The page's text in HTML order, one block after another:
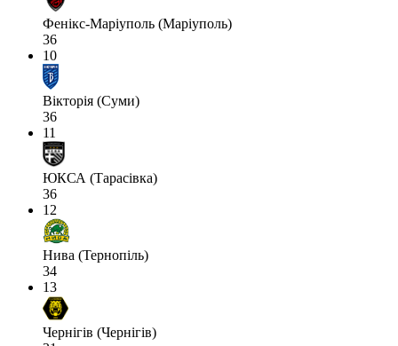
Фенікс-Маріуполь (Маріуполь)
36
10
Вікторія (Суми)
36
11
ЮКСА (Тарасівка)
36
12
Нива (Тернопіль)
34
13
Чернігів (Чернігів)